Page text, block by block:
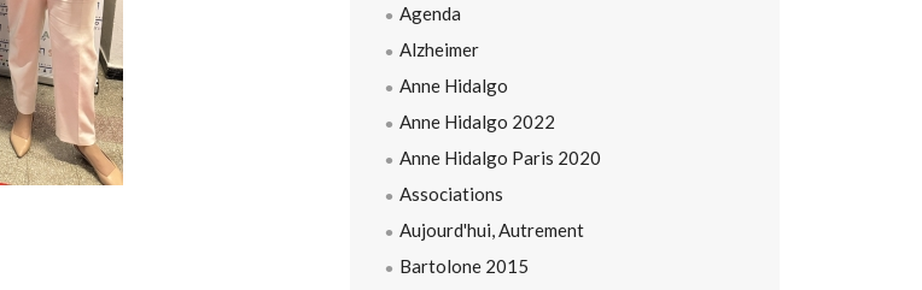
Agenda
Alzheimer
Anne Hidalgo
Anne Hidalgo 2022
Anne Hidalgo Paris 2020
Associations
Aujourd'hui, Autrement
Bartolone 2015